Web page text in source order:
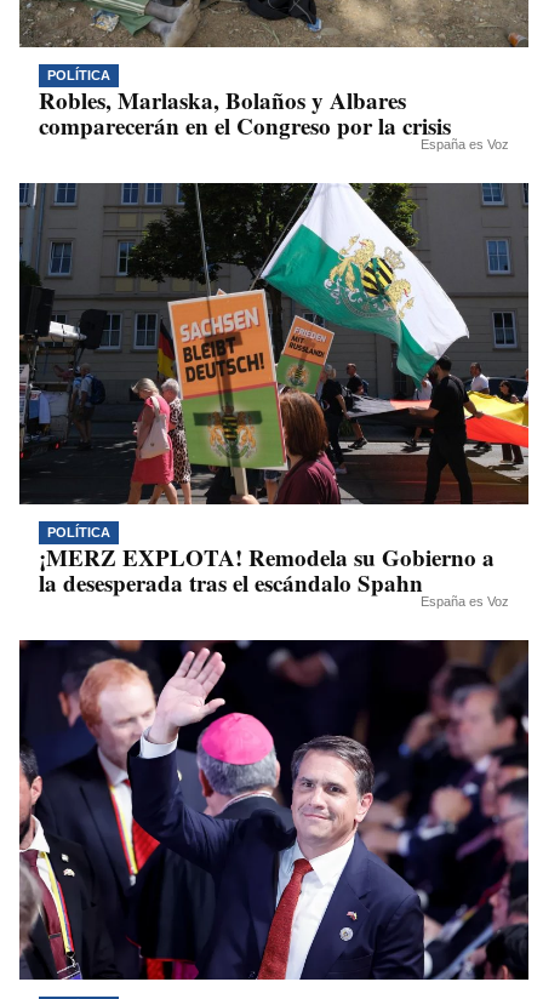
POLÍTICA
Robles, Marlaska, Bolaños y Albares
comparecerán en el Congreso por la crisis
España es Voz
POLÍTICA
¡MERZ EXPLOTA! Remodela su Gobierno a
la desesperada tras el escándalo Spahn
España es Voz